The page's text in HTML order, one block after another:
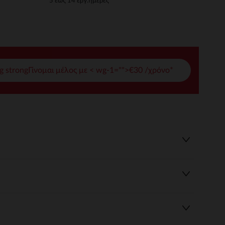
strongΓίνομαι μέλος με < wg-1="">€30 /χρόνο*